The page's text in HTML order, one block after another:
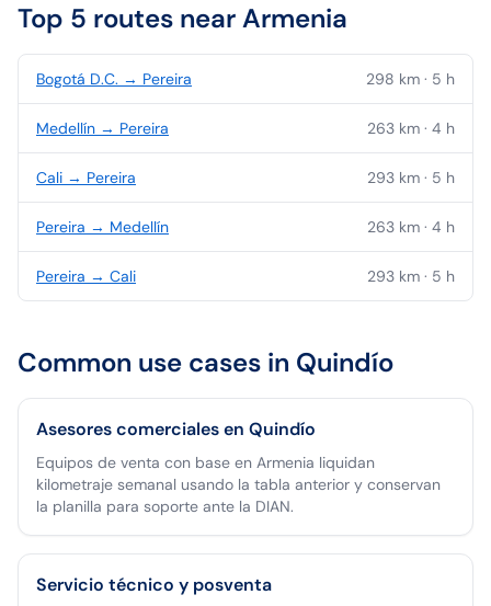
Top 5 routes nearArmenia
Bogotá D.C. → Pereira 298 km · 5 h
Medellín → Pereira 263 km · 4 h
Cali → Pereira 293 km · 5 h
Pereira → Medellín 263 km · 4 h
Pereira → Cali 293 km · 5 h
Common use cases in Quindío
Asesores comerciales en Quindío
Equipos de venta con base en Armenia liquidan
kilometraje semanal usando la tabla anterior y conservan
la planilla para soporte ante la DIAN.
Servicio técnico y posventa